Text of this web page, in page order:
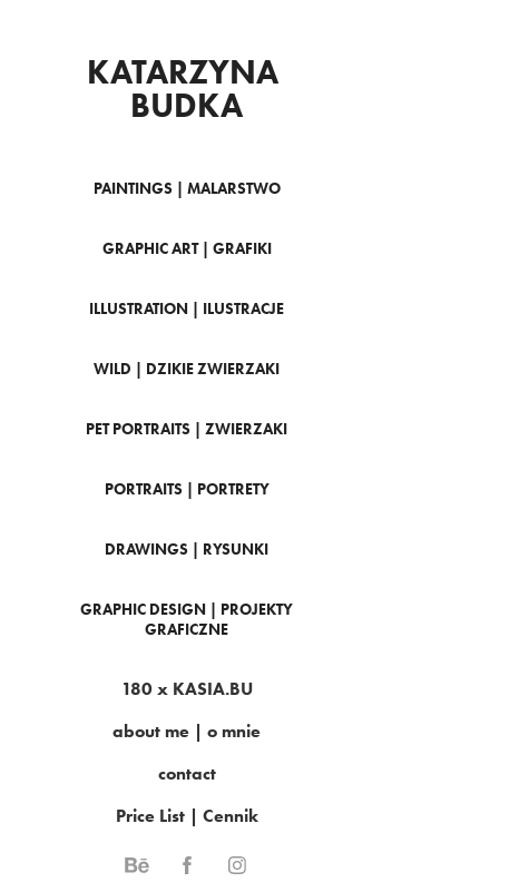
KATARZYNA
BUDKA
PAINTINGS | MALARSTWO
GRAPHIC ART | GRAFIKI
ILLUSTRATION | ILUSTRACJE
WILD | DZIKIE ZWIERZAKI
PET PORTRAITS | ZWIERZAKI
PORTRAITS | PORTRETY
DRAWINGS | RYSUNKI
GRAPHIC DESIGN | PROJEKTY
GRAFICZNE
180 x KASIA.BU
about me | o mnie
contact
Price List | Cennik